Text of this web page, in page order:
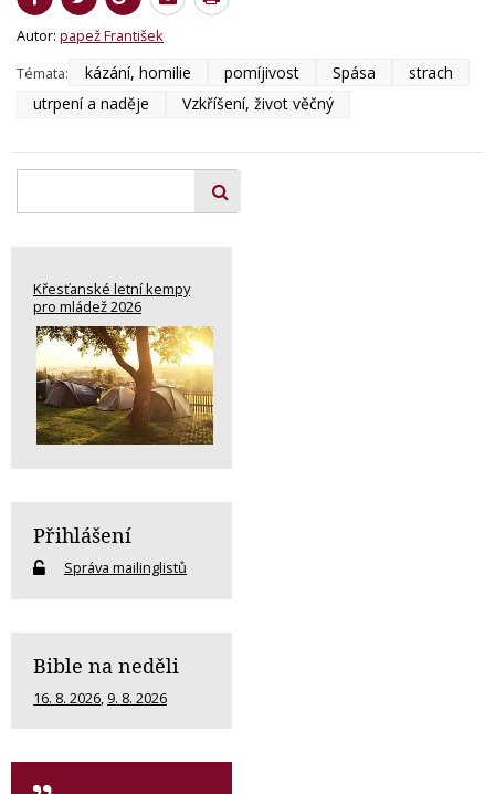
Autor: papež František
Témata:
kázání, homilie pomíjivost Spása
strach
utrpení a naděje
Vzkříšení, život věčný
Křesťanské letní kempy
pro mládež 2026
Přihlášení
Správa mailinglistů
Bible na neděli
16. 8. 2026, 9. 8. 2026